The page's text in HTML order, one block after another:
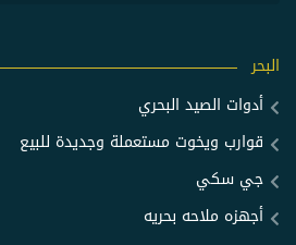
البحر
أدوات الصيد البحري
قوارب ويخوت مستعملة وجديدة للبيع
جي سكي
أجهزه ملاحه بحريه